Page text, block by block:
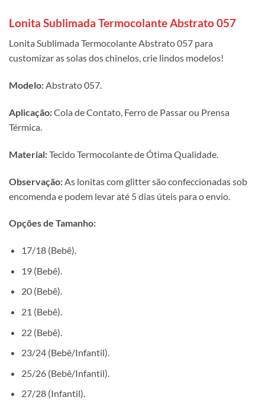
Lonita Sublimada Termocolante Abstrato 057
Lonita Sublimada Termocolante Abstrato 057 para
customizar as solas dos chinelos, crie lindos modelos!
Modelo:Abstrato 057.
Aplicação:Cola de Contato, Ferro de Passar ou Prensa
Térmica.
Material:Tecido Termocolante de Ótima Qualidade.
Observação: As lonitas com glitter são confeccionadas sob
encomenda e podem levar até 5 dias úteis para o envio.
Opções de Tamanho:
17/18 (Bebê).
19 (Bebê).
20 (Bebê).
21 (Bebê).
22 (Bebê).
23/24 (Bebê/Infantil).
25/26 (Bebê/Infantil).
27/28 (Infantil).